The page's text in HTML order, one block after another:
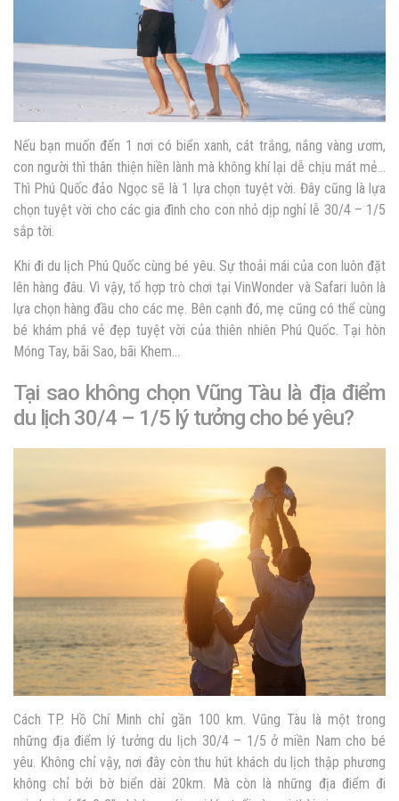
Nếu bạn muốn đến 1 nơi có biển xanh, cát trắng, nắng vàng ươm,
con người thì thân thiện hiền lành mà không khí lại dễ chịu mát mẻ…
Thì Phú Quốc đảo Ngọc sẽ là 1 lựa chọn tuyệt vời. Đây cũng là lựa
chọn tuyệt vời cho các gia đình cho con nhỏ dịp nghỉ lễ 30/4 – 1/5
sắp tời.
Khi đi du lịch Phú Quốc cùng bé yêu. Sự thoải mái của con luôn đặt
lên hàng đâu. Vì vậy, tổ hợp trò chơi tại VinWonder và Safari luôn là
lựa chọn hàng đầu cho các mẹ. Bên cạnh đó, mẹ cũng có thể cùng
bé khám phá vẻ đẹp tuyệt vời của thiên nhiên Phú Quốc. Tại hòn
Móng Tay, bãi Sao, bãi Khem…
Tại sao không chọn Vũng Tàu là địa điểm
du lịch 30/4 – 1/5 lý tưởng cho bé yêu?
Cách TP. Hồ Chí Minh chỉ gần 100 km. Vũng Tàu là một trong
những địa điểm lý tưởng du lịch 30/4 – 1/5 ở miền Nam cho bé
yêu. Không chỉ vậy, nơi đây còn thu hút khách du lịch thập phương
không chỉ bởi bờ biển dài 20km. Mà còn là những địa điểm đi